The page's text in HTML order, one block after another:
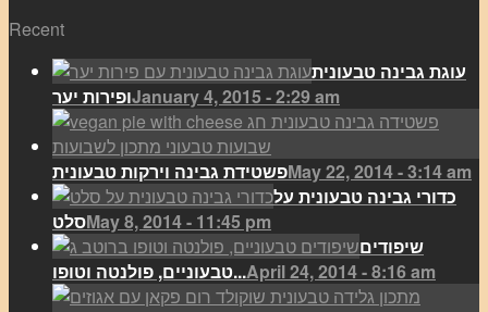
Recent
עוגת גבינה טבעונית
ופירות יערJanuary 4, 2015 - 2:29 am
פשטידת גבינה וירקות טבעוניתMay 22, 2014 - 3:14 am
כדורי גבינה טבעונית על
סלטMay 8, 2014 - 11:45 pm
שיפודים
טבעוניים, פולנטה וטופו...April 24, 2014 - 8:16 am